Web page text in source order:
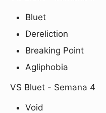
Bluet
Dereliction
Breaking Point
Agliphobia
VS Bluet - Semana 4
Void